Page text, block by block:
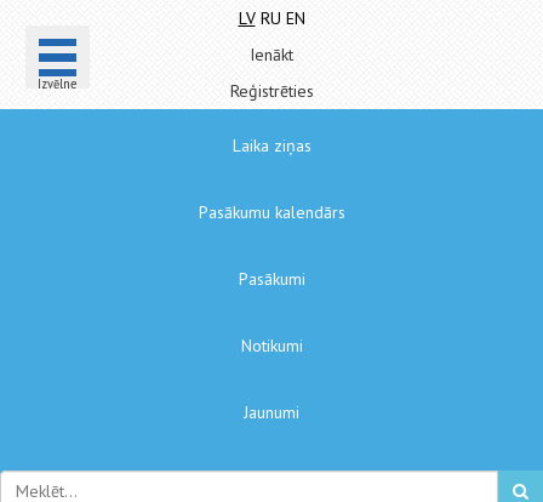
Izvēlne
LV RU EN
Ienākt
Reģistrēties
Laika ziņas
Pasākumu kalendārs
Pasākumi
Notikumi
Jaunumi